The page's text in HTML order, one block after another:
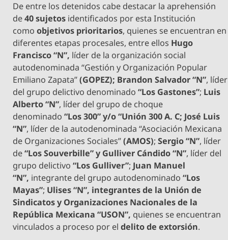
De entre los detenidos cabe destacar la aprehensión
de40 sujetos identificados por esta Institución
comoobjetivos prioritarios, quienes se encuentran en
diferentes etapas procesales, entre ellos Hugo
Francisco “N”, líder de la organización social
autodenominada “Gestión y Organización Popular
Emiliano Zapata”(GOPEZ); Brandon Salvador “N”, líder
del grupo delictivo denominado“Los Gastones”; Luis
Alberto “N”, líder del grupo de choque
denominado“Los 300” y/o “Unión 300 A. C; José Luis
“N”, líder de la autodenominada “Asociación Mexicana
de Organizaciones Sociales”(AMOS);Sergio “N”, líder
de“Los Souverbille” y Gulliver Cándido “N”, líder del
grupo delictivo“Los Gulliver”; Juan Manuel
“N”, integrante del grupo autodenominado“Los
Mayas”; Ulises “N”, integrantes de la Unión de
Sindicatos y Organizaciones Nacionales de la
República Mexicana “USON”, quienes se encuentran
vinculados a proceso por eldelito de extorsión.